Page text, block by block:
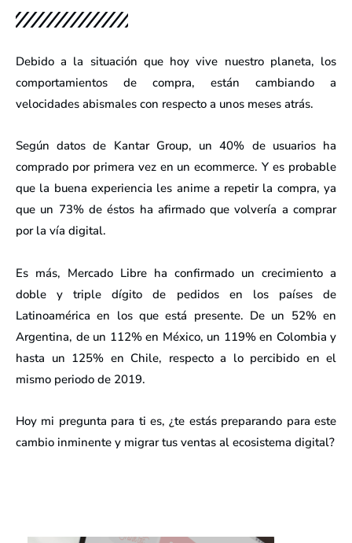
Debido a la situación que hoy vive nuestro planeta, los
comportamientos de compra, están cambiando a
velocidades abismales con respecto a unos meses atrás.
Según datos de Kantar Group, un 40% de usuarios ha
comprado por primera vez en un ecommerce. Y es probable
que la buena experiencia les anime a repetir la compra, ya
que un 73% de éstos ha afirmado que volvería a comprar
por la vía digital.
Es más, Mercado Libre ha confirmado un crecimiento a
doble y triple dígito de pedidos en los países de
Latinoamérica en los que está presente. De un 52% en
Argentina, de un 112% en México, un 119% en Colombia y
hasta un 125% en Chile, respecto a lo percibido en el
mismo periodo de 2019.
Hoy mi pregunta para ti es, ¿te estás preparando para este
cambio inminente y migrar tus ventas al ecosistema digital?